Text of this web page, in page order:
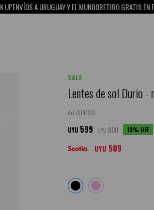
Y EL MUNDORETIRO GRATIS EN PICK UP15%
SALE
Lentes de sol Durio -
S19ES11
UYU 599 UYU690 13
UYU 509